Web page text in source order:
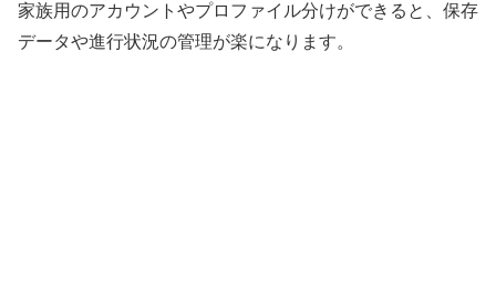
家族用のアカウントやプロファイル分けができると、保存
データや進行状況の管理が楽になります。